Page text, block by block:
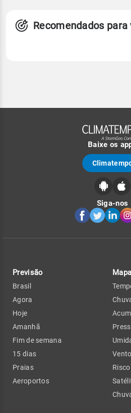
Recomendados para
Baixe os
Siga-nos
Previsão
Brasil
Agora
Hoje
Amanhã
Fim de semana
15 dias
Praias
Aeroportos
Vento